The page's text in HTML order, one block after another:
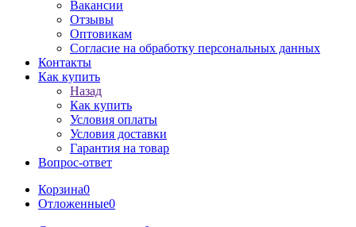
Вакансии
Отзывы
Оптовикам
Cогласие на обработку персональных данных
Контакты
Как купить
Назад
Как купить
Условия оплаты
Условия доставки
Гарантия на товар
Вопрос-ответ
Корзина0
Отложенные0